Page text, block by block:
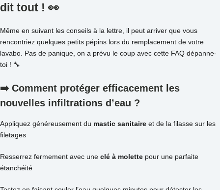
dit tout ! 👀
Même en suivant les conseils à la lettre, il peut arriver que vous
rencontriez quelques petits pépins lors du remplacement de votre
lavabo. Pas de panique, on a prévu le coup avec cette FAQ dépanne-
toi ! 🔧
➡️ Comment protéger efficacement les
nouvelles infiltrations d’eau ?
Appliquez généreusement du mastic sanitaire et de la filasse sur les
filetages
Resserrez fermement avec une clé à molette pour une parfaite
étanchéité